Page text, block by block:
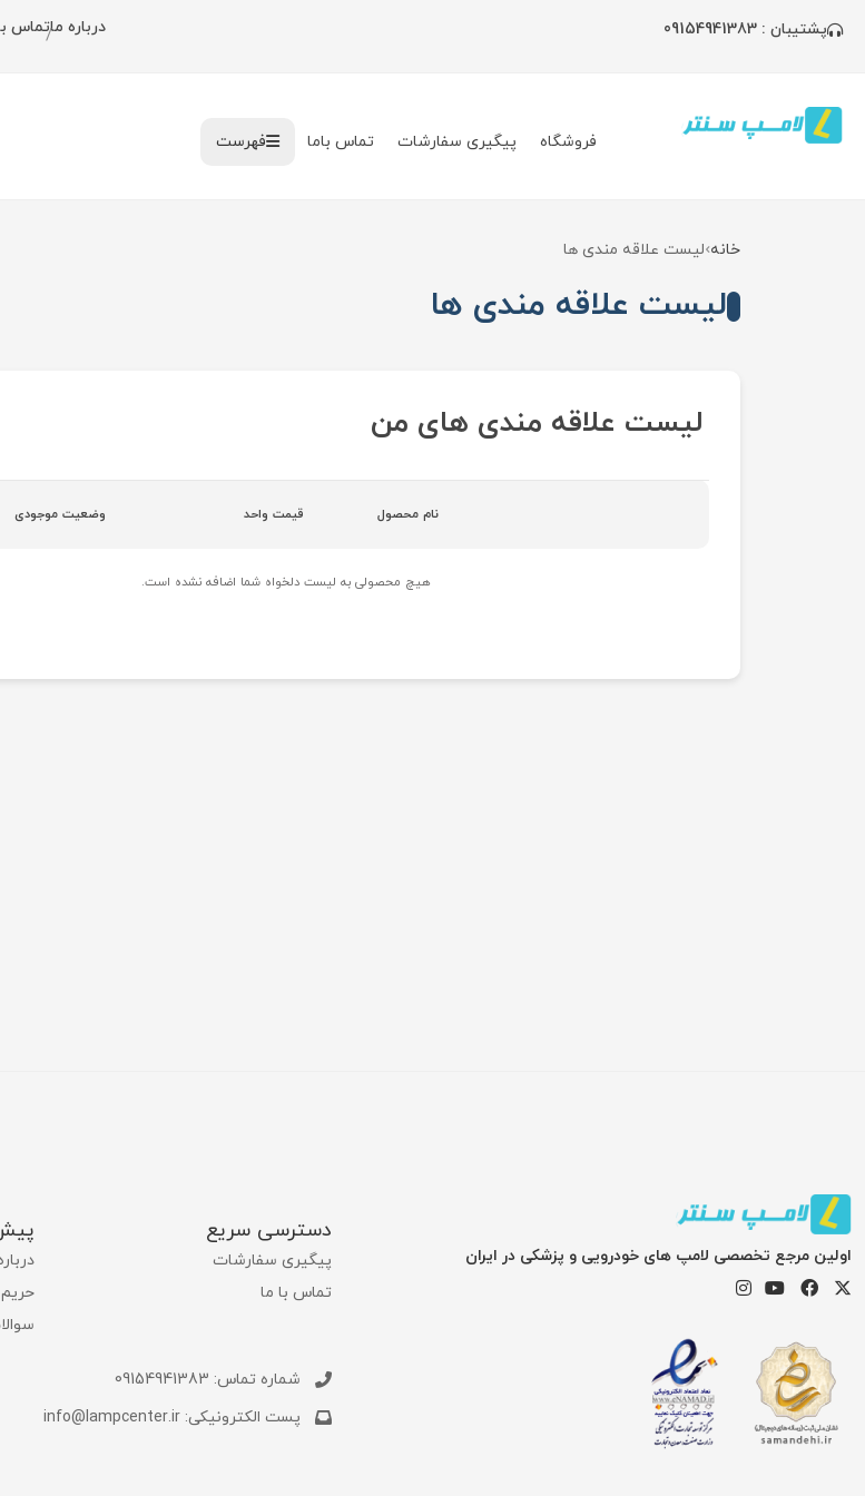
پشتیبان : 09154941383 درباره ما/تماس
فروشگاه پیگیری سفارشات تماس باما فهرست
خانه لیست علاقه مندی ها
لیست علاقه مندی ها
لیست علاقه مندی های من
نام محصول قیمت واحد وضعیت موجودی
هیچ محصولی به لیست دلخواه شما اضافه نشده است.
اولین مرجع تخصصی لامپ های خودرویی و پزشکی در ایران
دسترسی سریع
پیگیری سفارشات
تماس با ما
شماره تماس: 09154941383
پست الکترونیکی: info@lampcenter.ir